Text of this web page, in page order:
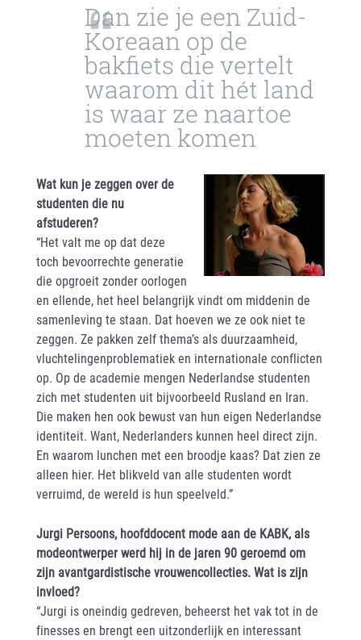
Dan zie je een Zuid-
Koreaan op de
bakfiets die vertelt
waarom dit hét land
is waar ze naartoe
moeten komen
Wat kun je zeggen over de
studenten die nu
afstuderen?
“Het valt me op dat deze
toch bevoorrechte generatie
die opgroeit zonder oorlogen
en ellende, het heel belangrijk vindt om middenin de
samenleving te staan. Dat hoeven we ze ook niet te
zeggen. Ze pakken zelf thema’s als duurzaamheid,
vluchtelingenproblematiek en internationale conflicten
op. Op de academie mengen Nederlandse studenten
zich met studenten uit bijvoorbeeld Rusland en Iran.
Die maken hen ook bewust van hun eigen Nederlandse
identiteit. Want, Nederlanders kunnen heel direct zijn.
En waarom lunchen met een broodje kaas? Dat zien ze
alleen hier. Het blikveld van alle studenten wordt
verruimd, de wereld is hun speelveld.”
Jurgi Persoons, hoofddocent mode aan de KABK, als
modeontwerper werd hij in de jaren 90 geroemd om
zijn avantgardistische vrouwencollecties. Wat is zijn
invloed?
“Jurgi is oneindig gedreven, beheerst het vak tot in de
finesses en brengt een uitzonderlijk en interessant